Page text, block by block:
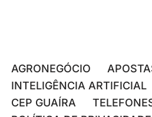
AGRONEGÓCIO
INTELIGÊNCIA ARTIFICIAL
CEP GUAÍRA